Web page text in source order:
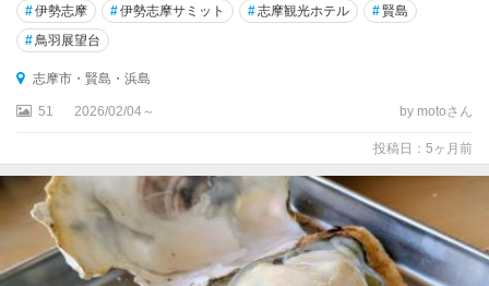
#伊勢志摩 #伊勢志摩サミット #志摩観光ホテル #賢島
# 鳥羽展望台
志摩市・賢島・浜島
51 2026/02/04～ by motoさん
投稿日：5ヶ月前